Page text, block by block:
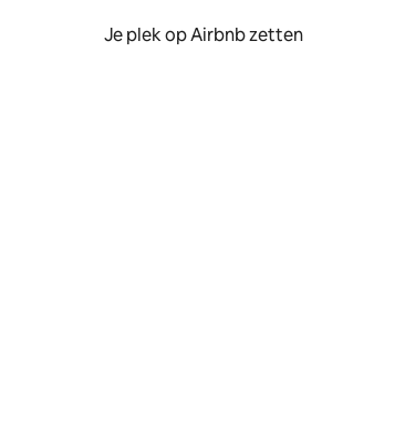
Je plek op Airbnb zetten